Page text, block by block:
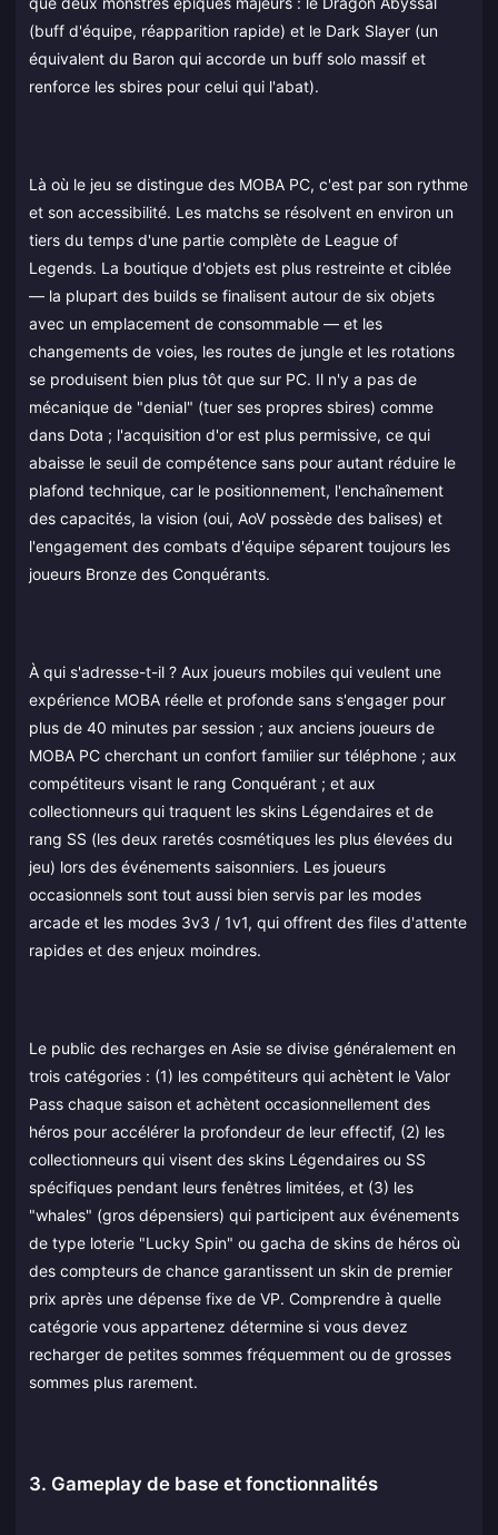
(buff d'équipe, réapparition rapide) et le Dark Slayer (un
équivalent du Baron qui accorde un buff solo massif et
renforce les sbires pour celui qui l'abat).
Là où le jeu se distingue des MOBA PC, c'est par son rythme
et son accessibilité. Les matchs se résolvent en environ un
tiers du temps d'une partie complète de League of
Legends. La boutique d'objets est plus restreinte et ciblée
— la plupart des builds se finalisent autour de six objets
avec un emplacement de consommable — et les
changements de voies, les routes de jungle et les rotations
se produisent bien plus tôt que sur PC. Il n'y a pas de
mécanique de "denial" (tuer ses propres sbires) comme
dans Dota ; l'acquisition d'or est plus permissive, ce qui
abaisse le seuil de compétence sans pour autant réduire le
plafond technique, car le positionnement, l'enchaînement
des capacités, la vision (oui, AoV possède des balises) et
l'engagement des combats d'équipe séparent toujours les
joueurs Bronze des Conquérants.
À qui s'adresse-t-il ? Aux joueurs mobiles qui veulent une
expérience MOBA réelle et profonde sans s'engager pour
plus de 40 minutes par session ; aux anciens joueurs de
MOBA PC cherchant un confort familier sur téléphone ; aux
compétiteurs visant le rang Conquérant ; et aux
collectionneurs qui traquent les skins Légendaires et de
rang SS (les deux raretés cosmétiques les plus élevées du
jeu) lors des événements saisonniers. Les joueurs
occasionnels sont tout aussi bien servis par les modes
arcade et les modes 3v3 / 1v1, qui offrent des files d'attente
rapides et des enjeux moindres.
Le public des recharges en Asie se divise généralement en
trois catégories : (1) les compétiteurs qui achètent le Valor
Pass chaque saison et achètent occasionnellement des
héros pour accélérer la profondeur de leur effectif, (2) les
collectionneurs qui visent des skins Légendaires ou SS
spécifiques pendant leurs fenêtres limitées, et (3) les
"whales" (gros dépensiers) qui participent aux événements
de type loterie "Lucky Spin" ou gacha de skins de héros où
des compteurs de chance garantissent un skin de premier
prix après une dépense fixe de VP. Comprendre à quelle
catégorie vous appartenez détermine si vous devez
recharger de petites sommes fréquemment ou de grosses
sommes plus rarement.
3. Gameplay de base et fonctionnalités